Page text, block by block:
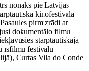
nonāks pie Latvijas
kinofestivāla
pirmizrādi ar
dokumentālo filmu
starptautiskajā
īsfilmu festivālu
Curtas Vila do Conde